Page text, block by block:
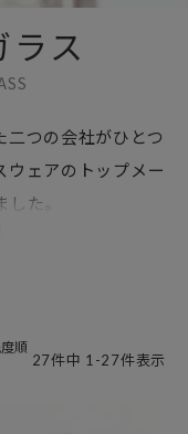
ス
二つの会社がひとつ
ウェアのトップメー
た。
・千葉県八千代
代の逸品」認定
順
27件中 1 -27件表示